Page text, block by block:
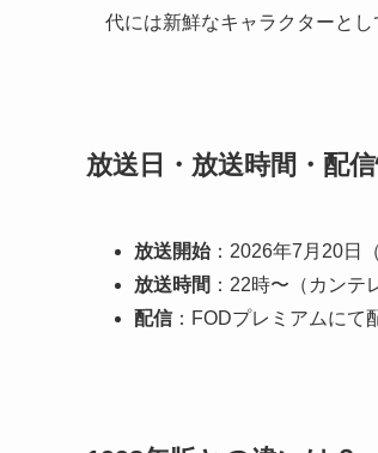
代には新鮮なキャラクターとし
放送日・放送時間・配
放送開始：2026年7月20日（
放送時間 ：22時〜（カンテ
配信：FODプレミアムにて